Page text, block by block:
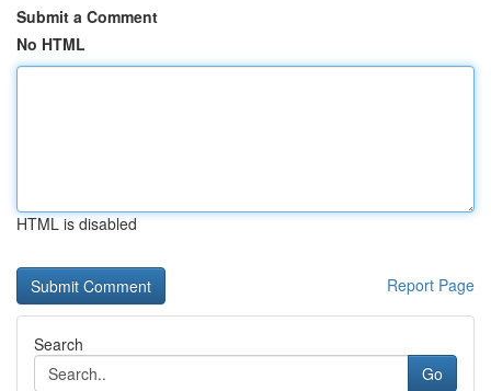
Submit a Comment
No HTML
HTML is disabled
Report Page
Search
Go